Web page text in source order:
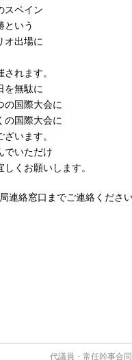
スペイン
という
オ出場に
れます。
を無駄に
の国際大会に
の国際大会に
います。
でいただけ
くお願いします。
連絡窓口までご連絡くださ
代議員・常任幹事合